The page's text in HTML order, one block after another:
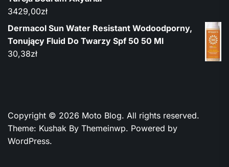
3429,00zł
Dermacol Sun Water Resistant Wodoodporny,
Tonujący Fluid Do Twarzy Spf 50 50 Ml
30,38zł
Copyright © 2026 Moto Blog. All rights reserved.
Theme: Kushak By Themeinwp. Powered by
WordPress.